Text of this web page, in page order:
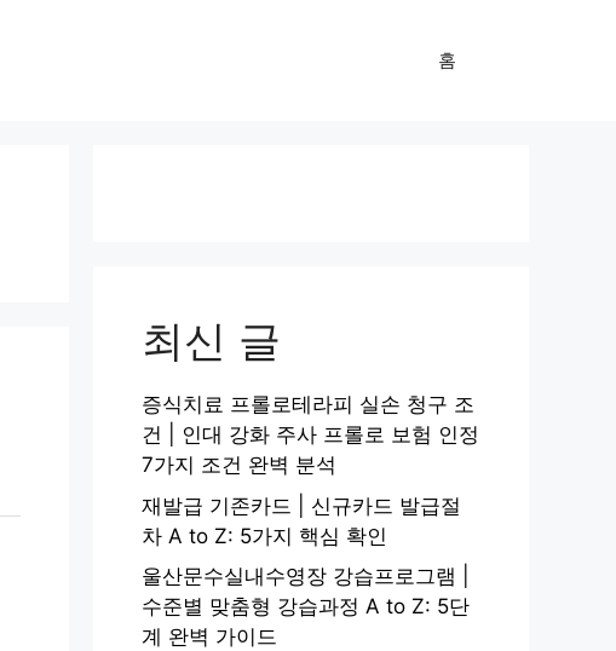
홈
최신 글
증식치료 프롤로테라피 실손 청구 조
건 | 인대 강화 주사 프롤로 보험 인정
7가지 조건 완벽 분석
재발급 기존카드 | 신규카드 발급절
차 A to Z: 5가지 핵심 확인
울산문수실내수영장 강습프로그램 |
수준별 맞춤형 강습과정 A to Z: 5단
계 완벽 가이드